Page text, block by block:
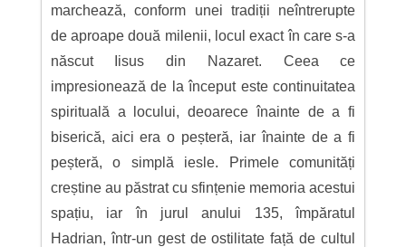
marchează, conform unei tradiții neîntrerupte
de aproape două milenii, locul exact în care s-a
născut Iisus din Nazaret. Ceea ce
impresionează de la început este continuitatea
spirituală a locului, deoarece înainte de a fi
biserică, aici era o peșteră, iar înainte de a fi
peșteră, o simplă iesle. Primele comunități
creștine au păstrat cu sfințenie memoria acestui
spațiu, iar în jurul anului 135, împăratul
Hadrian, într-un gest de ostilitate față de cultul